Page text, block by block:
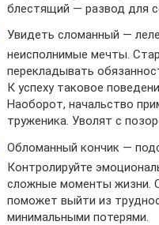
блестящий — развод для
Увидеть сломанный —
неисполнимые мечты.
перекладывать
К успеху таковое
Наоборот, начальство
труженика. Уволят с
Обломанный кончик —
Контролируйте
сложные моменты жизни.
поможет выйти из
минимальными потерями.